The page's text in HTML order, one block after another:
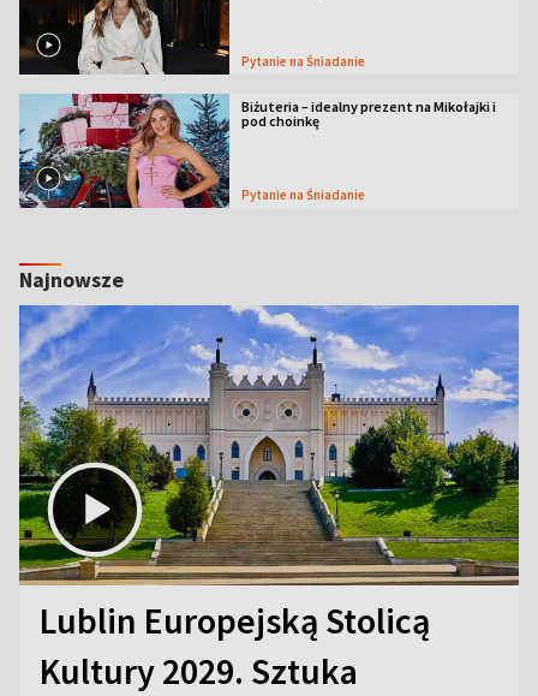
Pytanie na Śniadanie
Biżuteria – idealny prezent na Mikołajki i
pod choinkę
Pytanie na Śniadanie
Najnowsze
Lublin Europejską Stolicą
Kultury 2029. Sztuka